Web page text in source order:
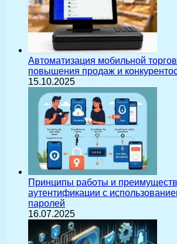
Автоматизация мобильной
повышения продаж и
15.10.2025
Принципы работы и
аутентификации с
паролей
16.07.2025